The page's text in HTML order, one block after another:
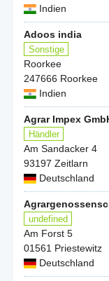
Indien
Adoos india
Sonstige
Roorkee
247666 Roorkee
Indien
Agrar Impex
Händler
Am Sandacker 4
93197 Zeitlarn
Deutschland
undefined
Am Forst 5
01561 Priestewitz
Deutschland